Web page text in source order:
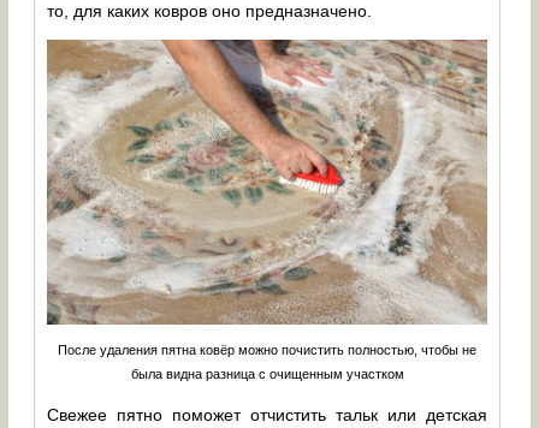
то, для каких ковров оно предназначено.
После удаления пятна ковёр можно почистить полностью, чтобы не
была видна разница с очищенным участком
Свежее пятно поможет отчистить тальк или детская